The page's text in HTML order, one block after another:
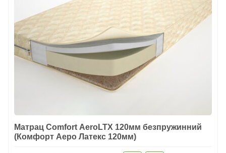
Матрац Comfort AeroLTX 120мм безпружинний
(Комфорт Аеро Латекс 120мм)